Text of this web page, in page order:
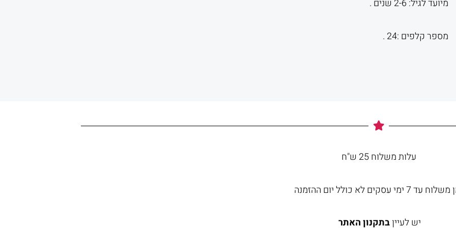
מיועד לגיל: 2-6 שנים .
מספר קלפים :24 .
עלות משלוח 25 ש"ח
עד 7 ימי עסקים לא כולל יום ההזמנה
יש לעייןבתקנון האתר